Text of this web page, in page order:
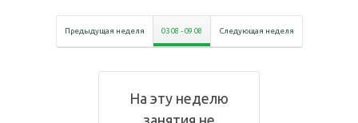
Предыдущая неделя 03 08 -09 08 Следующая неделя
На эту неделю
занятия не